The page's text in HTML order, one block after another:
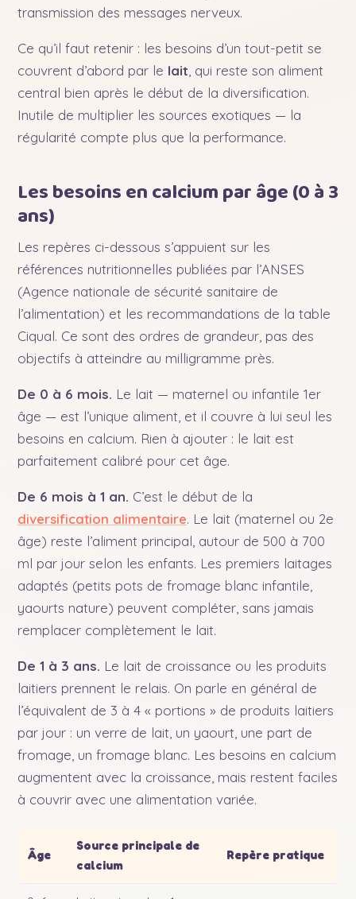
transmission des messages nerveux.
Ce qu’il faut retenir : les besoins d’un tout-petit se
couvrent d’abord par le lait, qui reste son aliment
central bien après le début de la diversification.
Inutile de multiplier les sources exotiques — la
régularité compte plus que la performance.
Les besoins en calcium par âge (0 à 3
ans)
Les repères ci-dessous s’appuient sur les
références nutritionnelles publiées par l’ANSES
(Agence nationale de sécurité sanitaire de
l’alimentation) et les recommandations de la table
Ciqual. Ce sont des ordres de grandeur, pas des
objectifs à atteindre au milligramme près.
De 0 à 6 mois. Le lait — maternel ou infantile 1er
âge — est l’unique aliment, et il couvre à lui seul les
besoins en calcium. Rien à ajouter : le lait est
parfaitement calibré pour cet âge.
De 6 mois à 1 an. C’est le début de la
diversification alimentaire. Le lait (maternel ou 2e
âge) reste l’aliment principal, autour de 500 à 700
ml par jour selon les enfants. Les premiers laitages
adaptés (petits pots de fromage blanc infantile,
yaourts nature) peuvent compléter, sans jamais
remplacer complètement le lait.
De 1 à 3 ans. Le lait de croissance ou les produits
laitiers prennent le relais. On parle en général de
l’équivalent de 3 à 4 « portions » de produits laitiers
par jour : un verre de lait, un yaourt, une part de
fromage, un fromage blanc. Les besoins en calcium
augmentent avec la croissance, mais restent faciles
à couvrir avec une alimentation variée.
Âge
Source principale de
calcium
Repère pratique